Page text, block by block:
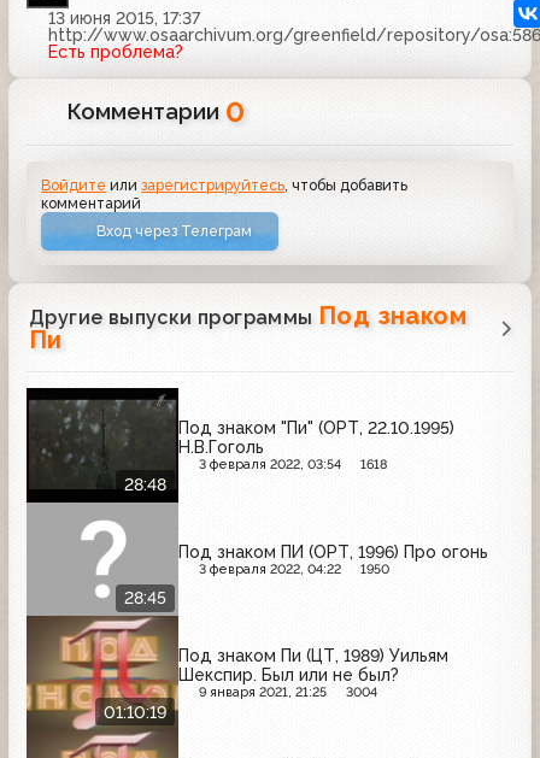
13 июня 2015, 17:37
http://www.osaarchivum.org/greenfield/repository/
Есть проблема?
Комментарии 0
Войдите илизарегистрируйтесь , чтобы добавить
комментарий
Вход через Телеграм
Другие выпуски программы Под знаком
Пи
28:48
Под знаком "Пи" (ОРТ, 22.10.1995)
Н.В.Гоголь
3 февраля 2022, 03:54 1618
28:45
Под знаком ПИ (ОРТ, 1996) Про огонь
3 февраля 2022, 04:22 1950
01:10:19
Под знаком Пи (ЦТ, 1989) Уильям
Шекспир. Был или не был?
9 января 2021, 21:25 3004